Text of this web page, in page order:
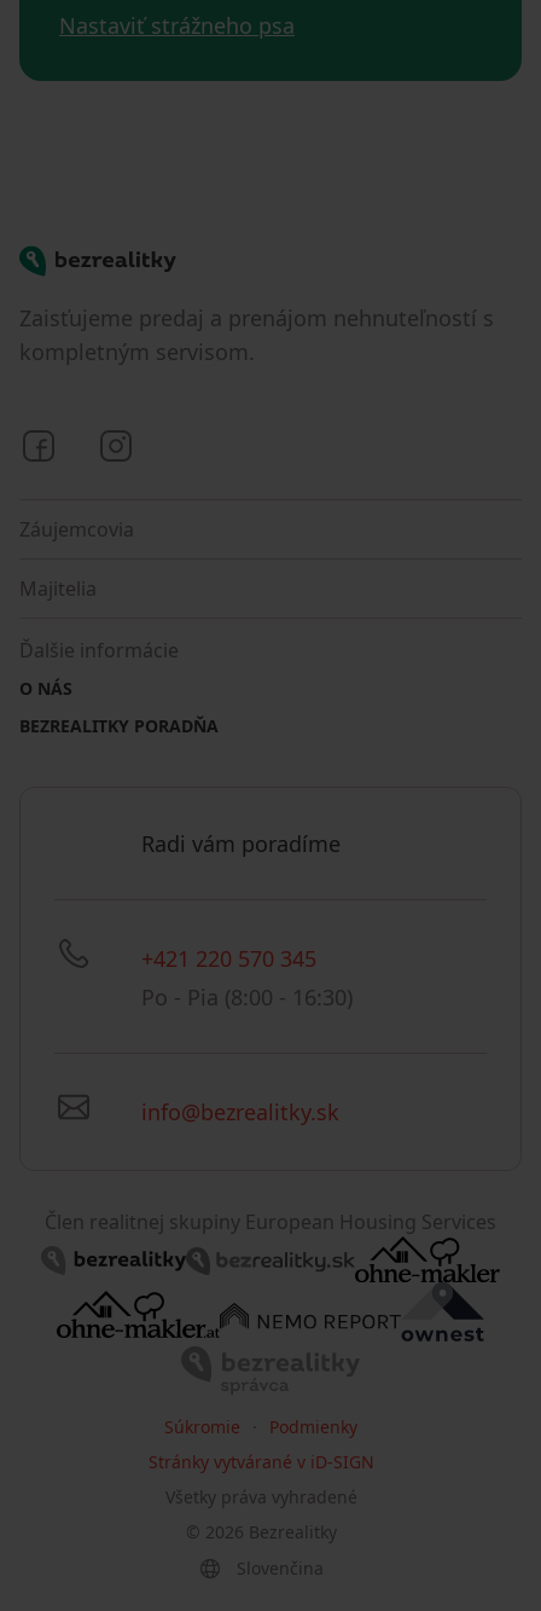
Nastaviť strážneho psa
Bezrealitky
Zaisťujeme predaj a prenájom nehnuteľností s
kompletným servisom.
Bezrealitky na Facebooku
Záujemcovia
Majitelia
Ďalšie informácie
O NÁS
BEZREALITKY PORADŇA
Radi vám poradíme
+421 220 570 345
Po - Pia (8:00 - 16:30)
info@bezrealitky.sk
Člen realitnej skupiny European Housing Services
© 2026 Bezrealitky
Všetky práva vyhradené
Súkromie
Podmienky
Stránky vytvárané v iD-SIGN
Slovenčina